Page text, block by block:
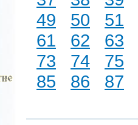
49
50
51
61
62
63
73
74
75
85
86 87